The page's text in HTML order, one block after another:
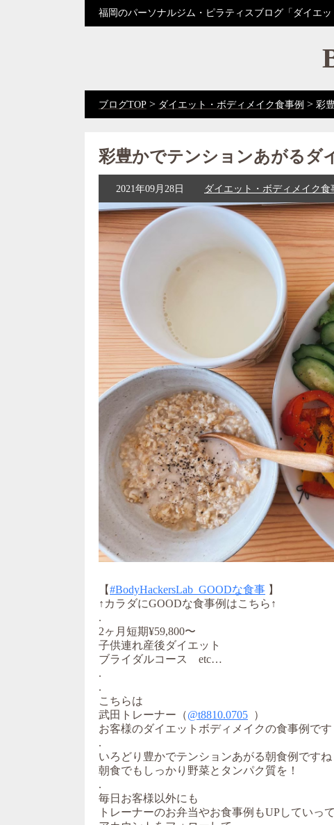
福岡のパーソナルジム・ピラティスブログ「ダイエッ
ブログTOP > ダイエット・ボディメイク食事例 > 彩
彩豊かでテンションあがるダ
2021年09月28日 ダイエット・ボディメイク食
【#BodyHackersLab_GOODな食事 】
↑カラダにGOODな食事例はこちら↑
.
2ヶ月短期¥59,800〜
子供連れ産後ダイエット
ブライダルコース etc…
.
.
こちらは
武田トレーナー（@t8810.0705 ）
お客様のダイエットボディメイクの食事例です
.
いろどり豊かでテンションあがる朝食例ですね
朝食でもしっかり野菜とタンパク質を！
.
毎日お客様以外にも
トレーナーのお弁当やお食事例もUPしていっ